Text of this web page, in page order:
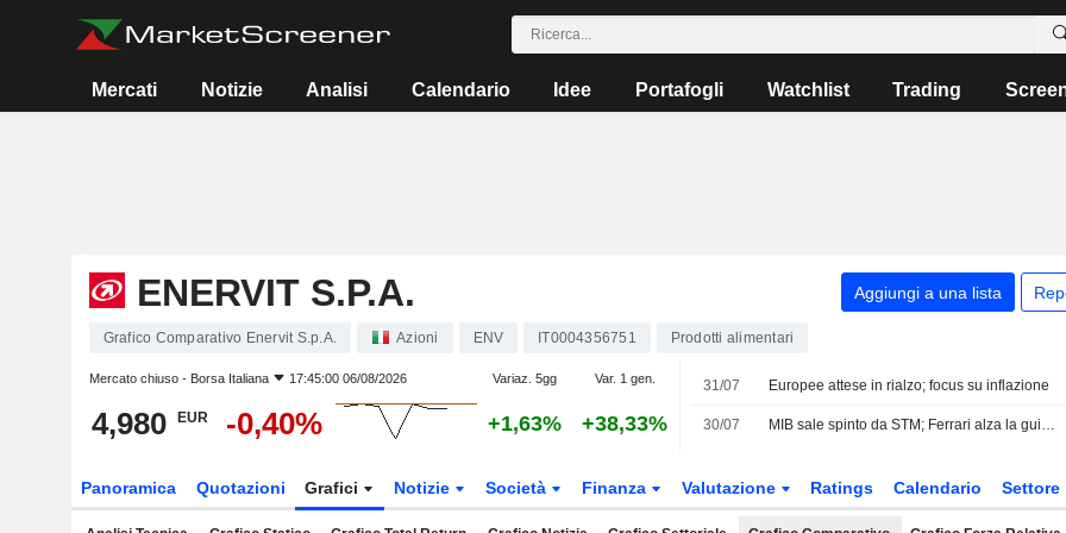
Mercati Notizie Analisi Calendario Idee Portafogli Watchlist Trading
ENERVIT S.P.A. Aggiungi a una lista
Grafico Comparativo Enervit S.p.A. Azioni ENV IT0004356751 Prodotti alimentari
Mercato chiuso - Borsa Italiana 17:45:00 06/08/2026 Variaz. 5gg Var. 1 gen.
4,980 EUR -0,40% +1,63% +38,33%
31/07 Europee attese in rialzo; focus su inflazione
30/07 MIB sale spinto da STM; Ferrari alza la guidance
Panoramica Quotazioni Grafici Notizie Società Finanza Valutazione Ratings Calendario Settore